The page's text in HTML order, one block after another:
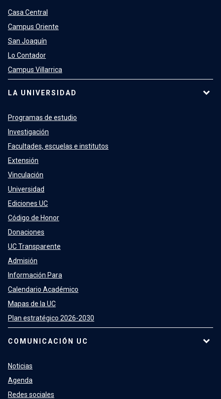
Casa Central
Campus Oriente
San Joaquín
Lo Contador
Campus Villarrica
LA UNIVERSIDAD
Programas de estudio
Investigación
Facultades, escuelas e institutos
Extensión
Vinculación
Universidad
Ediciones UC
Código de Honor
Donaciones
UC Transparente
Admisión
Información Para
Calendario Académico
Mapas de la UC
Plan estratégico 2026-2030
COMUNICACIÓN UC
Noticias
Agenda
Redes sociales